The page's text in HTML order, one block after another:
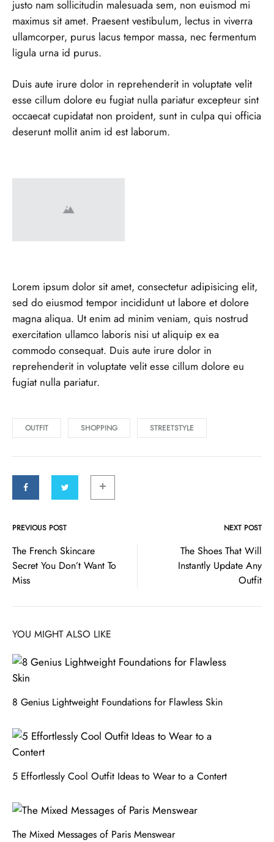
justo nam sollicitudin malesuada sem, non euismod mi
maximus sit amet. Praesent vestibulum, lectus in viverra
ullamcorper, purus lacus tempor massa, nec fermentum
ligula urna id purus.
Duis aute irure dolor in reprehenderit in voluptate velit
esse cillum dolore eu fugiat nulla pariatur excepteur sint
occaecat cupidatat non proident, sunt in culpa qui officia
deserunt mollit anim id est laborum.
Lorem ipsum dolor sit amet, consectetur adipisicing elit,
sed do eiusmod tempor incididunt ut labore et dolore
magna aliqua. Ut enim ad minim veniam, quis nostrud
exercitation ullamco laboris nisi ut aliquip ex ea
commodo consequat. Duis aute irure dolor in
reprehenderit in voluptate velit esse cillum dolore eu
fugiat nulla pariatur.
OUTFIT SHOPPING STREETSTYLE
Post
navigation
PREVIOUS POST NEXT POST
The French Skincare
Secret You Don’t Want To
Miss
The Shoes That Will
Instantly Update Any
Outfit
YOU MIGHT ALSO LIKE
8 Genius Lightweight Foundations for Flawless Skin
5 Effortlessly Cool Outfit Ideas to Wear to a Contert
The Mixed Messages of Paris Menswear